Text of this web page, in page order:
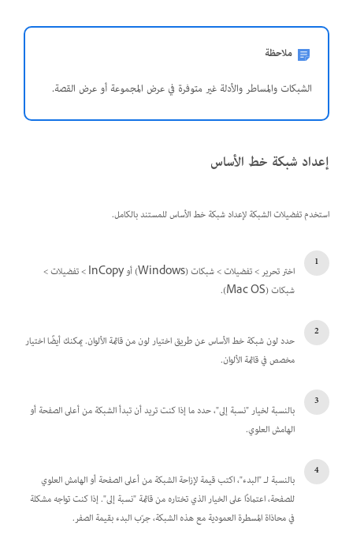
ملاحظة
الشبكات والمساطر والأدلة غير متوفرة في عرض المجموعة أو عرض القصة.
إعداد شبكة خط الأساس
استخدم تفضيلات الشبكة لإعداد شبكة خط الأساس للمستند بالكامل.
اختر تحرير > تفضيلات > شبكات (Windows) أو InCopy > تفضيلات >
شبكات (Mac OS).
حدد لون شبكة خط الأساس عن طريق اختيار لون من قائمة الألوان. يمكنك أيضًا اختيار
مخصص في قائمة الألوان.
بالنسبة لخيار "نسبة إلى"، حدد ما إذا كنت تريد أن تبدأ الشبكة من أعلى الصفحة أو
الهامش العلوي.
بالنسبة لـ "البدء"، اكتب قيمة لإزاحة الشبكة من أعلى الصفحة أو الهامش العلوي
للصفحة، اعتمادًا على الخيار الذي تختاره من قائمة "نسبة إلى". إذا كنت تواجه مشكلة
في محاذاة المسطرة العمودية مع هذه الشبكة، جرّب البدء بقيمة الصفر.